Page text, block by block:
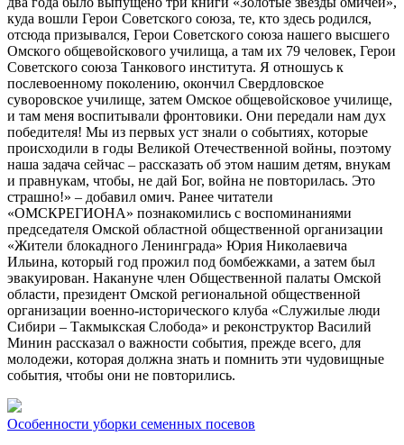
куда вошли Герои Советского союза, те, кто здесь родился,
отсюда призывался, Герои Советского союза нашего высшего
Омского общевойскового училища, а там их 79 человек, Герои
Советского союза Танкового института. Я отношусь к
послевоенному поколению, окончил Свердловское
суворовское училище, затем Омское общевойсковое училище,
и там меня воспитывали фронтовики. Они передали нам дух
победителя! Мы из первых уст знали о событиях, которые
происходили в годы Великой Отечественной войны, поэтому
наша задача сейчас – рассказать об этом нашим детям, внукам
и правнукам, чтобы, не дай Бог, война не повторилась. Это
страшно!» – добавил омич. Ранее читатели
«ОМСКРЕГИОНА» познакомились с воспоминаниями
председателя Омской областной общественной организации
«Жители блокадного Ленинграда» Юрия Николаевича
Ильина, который год прожил под бомбежками, а затем был
эвакуирован. Накануне член Общественной палаты Омской
области, президент Омской региональной общественной
организации военно-исторического клуба «Служилые люди
Сибири – Такмыкская Слобода» и реконструктор Василий
Минин рассказал о важности события, прежде всего, для
молодежи, которая должна знать и помнить эти чудовищные
события, чтобы они не повторились.
Особенности уборки семенных посевов